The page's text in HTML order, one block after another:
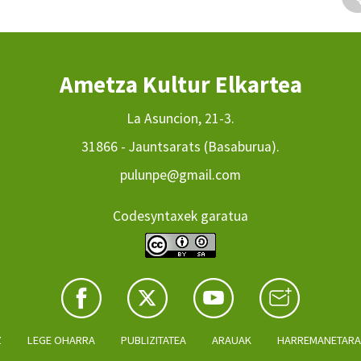
Ametza Kultur Elkartea
La Asuncion, 21-3.
31866 - Jauntsarats (Basaburua).
pulunpe@gmail.com
Codesyntaxek garatua
LEGE OHARRA PUBLIZITATEA ARAUAK